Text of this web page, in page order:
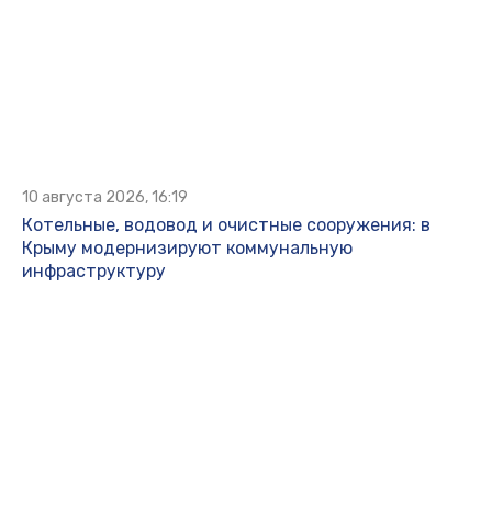
10 августа 2026, 16:19
Котельные, водовод и очистные сооружения: в
Крыму модернизируют коммунальную
инфраструктуру